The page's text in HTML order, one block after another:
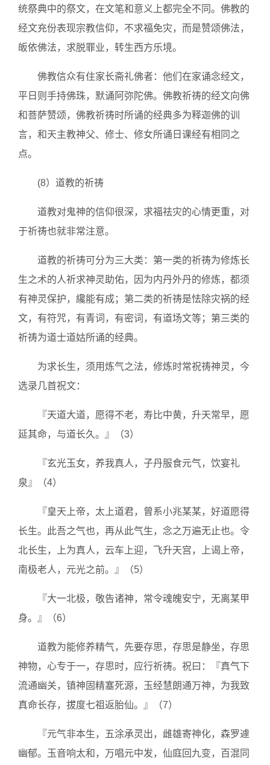
统祭典中的祭文，在文笔和意义上都完全不同。佛教的
经文充份表现宗教信仰，不求福免灾，而是赞颂佛法，
皈依佛法，求脱罪业，转生西方乐境。
佛教信众有住家长斋礼佛者：他们在家诵念经文，
平日则手持佛珠，默诵阿弥陀佛。佛教祈祷的经文向佛
和菩萨赞颂，佛教祈祷时所诵的经典多为释迦佛的训
言，和天主教神父、修士、修女所诵日课经有相同之
点。
(8）道教的祈祷
道教对鬼神的信仰很深，求福祛灾的心情更重，对
于祈祷也就非常注意。
道教的祈祷可分为三大类：第一类的祈祷为修炼长
生之术的人祈求神灵助佑，因为内丹外丹的修炼，都须
有神灵保护，纔能有成；第二类的祈祷是怯除灾祸的经
文，有符咒，有青词，有密词，有道场文等；第三类的
祈祷为道士道姑所诵的经典。
为求长生，须用炼气之法，修炼时常祝祷神灵，今
选录几首祝文：
『天道大道，愿得不老，寿比中黄，升天常早，愿
延其命，与道长久。』（3）
『玄光玉女，养我真人，子丹服食元气，饮宴礼
泉』（4）
『皇天上帝，太上道君，曾系小兆某某，好道愿得
长生。此吾之气也，再从此气生，念之万遍无止也。令
北长生，上为真人，云车上迎，飞升天宫，上谒上帝，
南极老人，元光之前。』（5）
『大一北极，敬告诸神，常令魂魄安宁，无离某甲
身。』（6）
道教为能修养精气，先要存思，存思是静坐，存思
神物，心专于一，存思时，应行祈祷。祝曰：『真气下
流通幽关，镇神固精塞死源，玉经慧朗通万神，为我致
真命长存，拔度七祖返胎仙。』（7）
『元气非本生，五涂承灵出，雌雄寄神化，森罗遽
幽郁。玉音响太和，万唱元中发，仙庭回九变，百混同